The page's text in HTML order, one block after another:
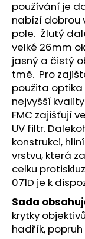
používání je
nabízí dobrou
pole. Žlutý
velké 26mm
jasný a čistý
tmě. Pro
použita
nejvyšší
FMC zajišťují
UV filtr.
konstrukci,
vrstvu, která
celku
071D je k
Sada
krytky
hadřík,
č
u
j
e
m
e
TĚTIVA
PRO
KUŠI
JAGUAR
I
120
Kč